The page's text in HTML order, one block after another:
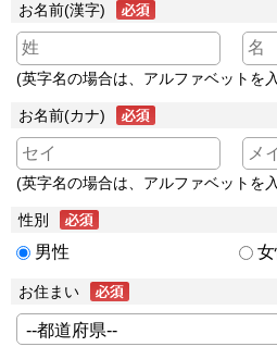
お名前(漢字)
(英字名の場合は、アルファベットを
お名前(カナ)
(英字名の場合は、アルファベットを
性別
男性
お住まい